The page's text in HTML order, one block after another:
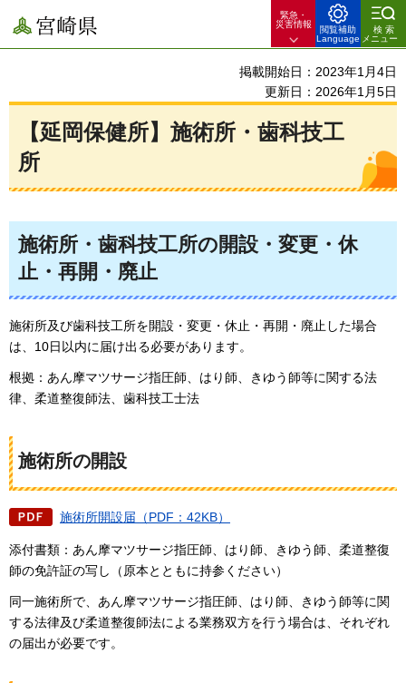
宮崎県
緊急・
災害情報
閲覧補助
Language
検索
メニュー
掲載開始日：2023年1月4日
更新日：2026年1月5日
【延岡保健所】施術所・歯科技工
所
施術所・歯科技工所の開設・変更・休
止・再開・廃止
施術所及び歯科技工所を開設・変更・休止・再開・廃止した場合
は、10日以内に届け出る必要があります。
根拠：あん摩マツサージ指圧師、はり師、きゆう師等に関する法
律、柔道整復師法、歯科技工士法
施術所の開設
施術所開設届（PDF：42KB）
添付書類：あん摩マツサージ指圧師、はり師、きゆう師、柔道整復
師の免許証の写し（原本とともに持参ください）
同一施術所で、あん摩マツサージ指圧師、はり師、きゆう師等に関
する法律及び柔道整復師法による業務双方を行う場合は、それぞれ
の届出が必要です。